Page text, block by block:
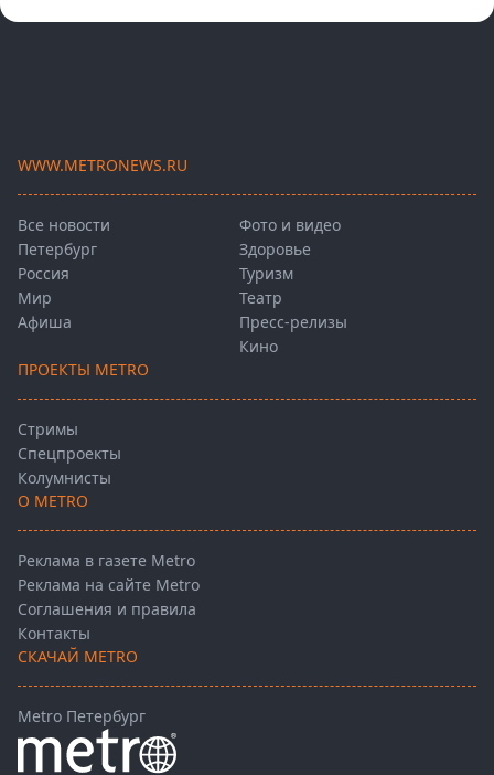
WWW.METRONEWS.RU
Все новости
Петербург
Россия
Мир
Афиша
Фото и видео
Здоровье
Туризм
Театр
Пресс-релизы
Кино
ПРОЕКТЫ METRO
Стримы
Спецпроекты
Колумнисты
О METRO
Реклама в газете Metro
Реклама на сайте Metro
Соглашения и правила
Контакты
СКАЧАЙ METRO
Metro Петербург